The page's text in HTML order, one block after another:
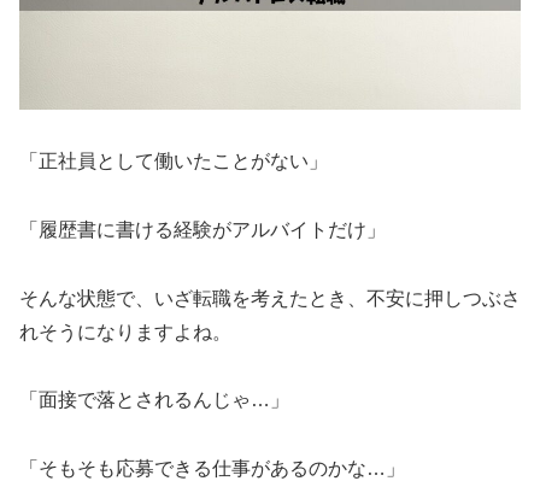
「正社員として働いたことがない」
「履歴書に書ける経験がアルバイトだけ」
そんな状態で、いざ転職を考えたとき、不安に押しつぶさ
れそうになりますよね。
「面接で落とされるんじゃ…」
「そもそも応募できる仕事があるのかな…」